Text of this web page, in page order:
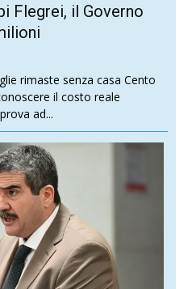
Flegrei, il Governo
rimaste senza casa Cento
il costo reale
ad...